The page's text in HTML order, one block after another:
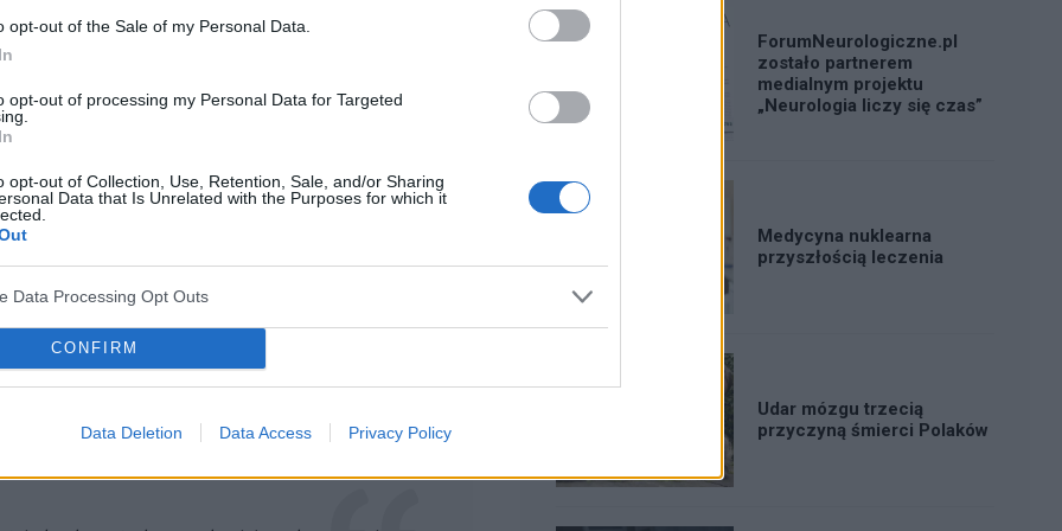
opt-out of the Sale of my Personal Data.
opt-out of processing my Personal Data for Targeted
opt-out of Collection, Use, Retention, Sale, and/or Sharing
Data that Is Unrelated with the Purposes for which it
Data Processing Opt Outs
CONFIRM
Data Deletion Data Access Privacy Policy
w tych samych miejscach co mowisz. bpl;ało ponasd
niedowiedzenie na prawe oko które trwało około 10
piersi. Około 7 lat temu miałampodobne bole ale lzejsze.
szyji. Dlaczego lekarz ich nie widzi? Nie byłam jeszcze u
ForumNeurologiczne.pl
zostało partnerem
medialnym projektu
„Neurologia liczy się czas”
Medycyna nuklearna
przyszłością leczenia
Udar mózgu trzecią
przyczyną śmierci Polaków